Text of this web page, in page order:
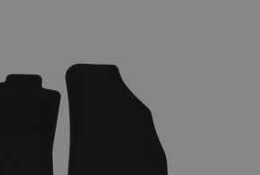
liste
d'achats